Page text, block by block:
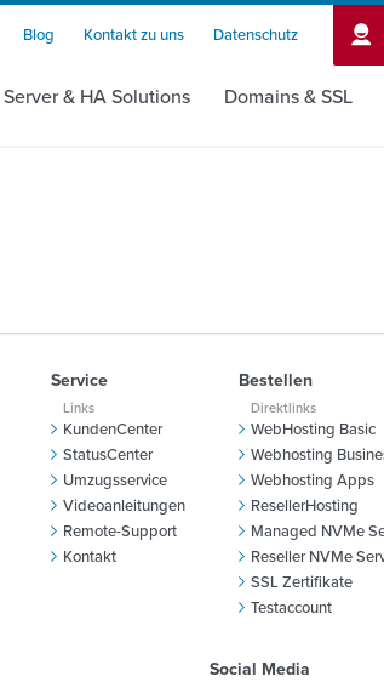
Blog Kontakt zu uns Datenschutz
Server & HA Solutions Domains & SSL
Service
Links
KundenCenter
StatusCenter
Umzugsservice
Videoanleitungen
Remote-Support
Kontakt
Bestellen
Direktlinks
WebHosting Basic
Webhosting
Webhosting Apps
ResellerHosting
Managed NVMe
Reseller NVMe
SSL Zertifikate
Testaccount
Social Media